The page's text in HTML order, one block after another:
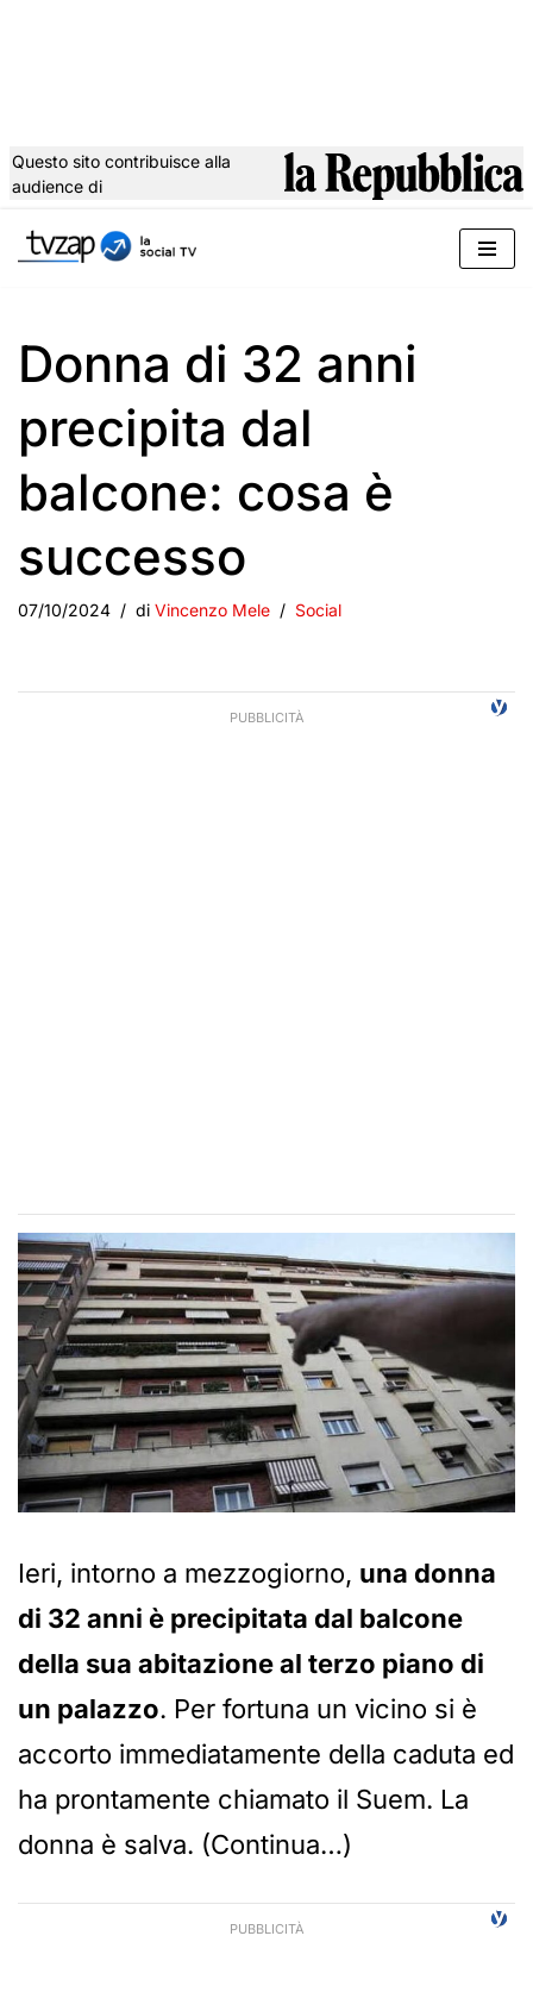
al
Questo sito contribuisce alla
audience di
Donna di 32 anni
precipita dal
balcone: cosa è
successo
07/10/2024 di Vincenzo Mele Social
Ieri, intorno a mezzogiorno, una donna
di 32 anni è precipitata dal balcone
della sua abitazione al terzo piano di
un palazzo. Per fortuna un vicino si è
accorto immediatamente della caduta ed
ha prontamente chiamato il Suem. La
donna è salva. (Continua…)